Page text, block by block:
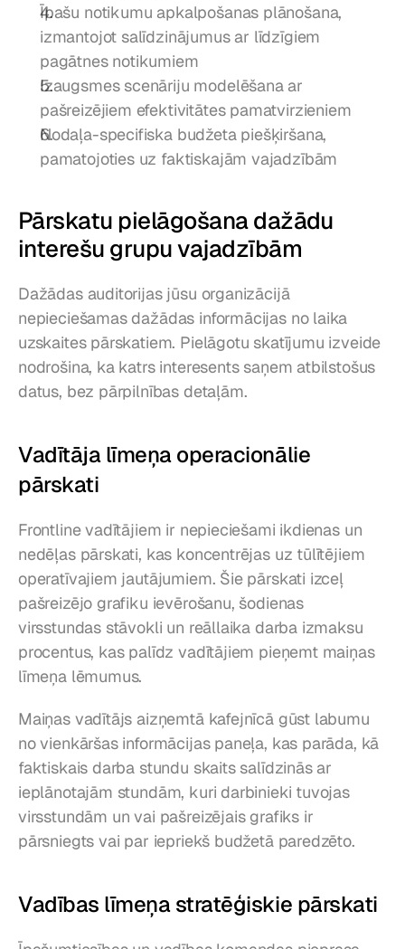
Īpašu notikumu apkalpošanas plānošana,
izmantojot salīdzinājumus ar līdzīgiem
pagātnes notikumiem
Izaugsmes scenāriju modelēšana ar
pašreizējiem efektivitātes pamatvirzieniem
Nodaļa-specifiska budžeta piešķiršana,
pamatojoties uz faktiskajām vajadzībām
Pārskatu pielāgošana dažādu
interešu grupu vajadzībām
Dažādas auditorijas jūsu organizācijā
nepieciešamas dažādas informācijas no laika
uzskaites pārskatiem. Pielāgotu skatījumu izveide
nodrošina, ka katrs interesents saņem atbilstošus
datus, bez pārpilnības detaļām.
Vadītāja līmeņa operacionālie
pārskati
Frontline vadītājiem ir nepieciešami ikdienas un
nedēļas pārskati, kas koncentrējas uz tūlītējiem
operatīvajiem jautājumiem. Šie pārskati izceļ
pašreizējo grafiku ievērošanu, šodienas
virsstundas stāvokli un reāllaika darba izmaksu
procentus, kas palīdz vadītājiem pieņemt maiņas
līmeņa lēmumus.
Maiņas vadītājs aizņemtā kafejnīcā gūst labumu
no vienkāršas informācijas paneļa, kas parāda, kā
faktiskais darba stundu skaits salīdzinās ar
ieplānotajām stundām, kuri darbinieki tuvojas
virsstundām un vai pašreizējais grafiks ir
pārsniegts vai par iepriekš budžetā paredzēto.
Vadības līmeņa stratēģiskie pārskati